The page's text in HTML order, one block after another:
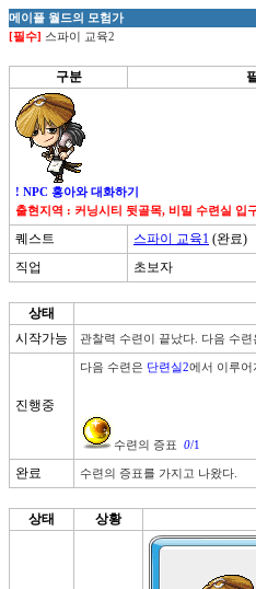
메이플 월드의 모험가
[필수] 스파이 교육2
구분
! NPC 홍아와 대화하기
출현지역 : 커닝시티 뒷골목, 비밀 수련실 입
퀘스트 스파이 교육1 (완료)
직업
초보자
상태
시작가능
관찰력 수련이 끝났다. 다음 수련
진행중
다음 수련은 단련실2에서 이루어
수련의 증표 0/1
완료 수련의 증표를 가지고 나왔다.
상태 상황